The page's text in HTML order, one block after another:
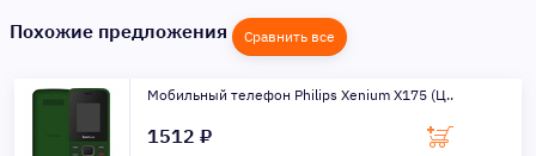
Похожие предложения Сравнить все
Мобильный телефон Philips Xenium X175 (Ц..
1512 ₽